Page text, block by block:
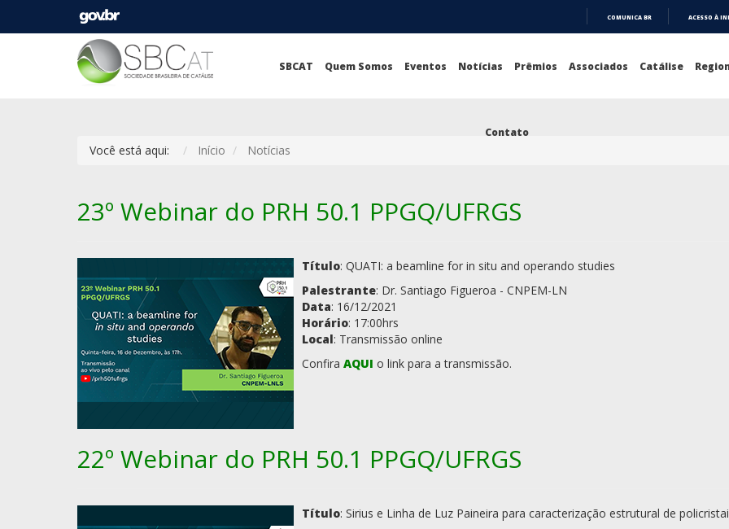
COMUNICA BR ACESSO À
SBCAT Quem Somos Eventos Notícias Prêmios Associados Catálise
Contato
Você está aqui: Início Notícias
23º Webinar do PRH 50.1 PPGQ/UFRGS
Título: QUATI: a beamline for in situ and operando studies
Palestrante: Dr. Santiago Figueroa - CNPEM-LN
Data: 16/12/2021
Horário: 17:00hrs
Local: Transmissão online
Confira AQUI o link para a transmissão.
22º Webinar do PRH 50.1 PPGQ/UFRGS
Título: Sirius e Linha de Luz Paineira para caracterização estrutural de